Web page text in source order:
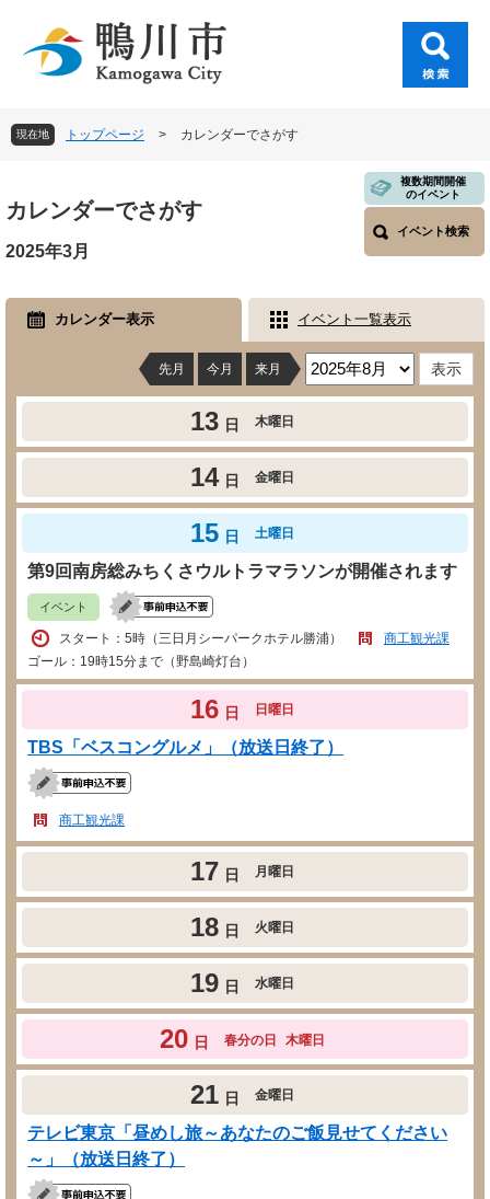
頭
で
飛
ば
本
文
現在地 トップページ > カレンダーでさがす
文
カレンダーでさがす
複数期間開催
のイベント
イベント検索
2025年3月
カレンダー表示 イベント一覧表示
先月 今月 来月
13 日 木曜日
14 日 金曜日
15 日 土曜日
第9回南房総みちくさウルトラマラソンが開催されます
イベント
スタート：5時（三日月シーパークホテル勝浦）
ゴール：19時15分まで（野島崎灯台）
商工観光課
16 日 日曜日
TBS「ベスコングルメ」（放送日終了）
商工観光課
17 日 月曜日
18 日 火曜日
19 日 水曜日
20 日 春分の日 木曜日
21 日 金曜日
テレビ東京「昼めし旅～あなたのご飯見せてください
～」（放送日終了）